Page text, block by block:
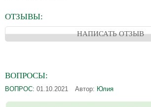
ОТЗЫВЫ:
НАПИСАТЬ ОТЗЫВ
ВОПРОСЫ:
ВОПРОС: 01.10.2021 Автор: Юлия